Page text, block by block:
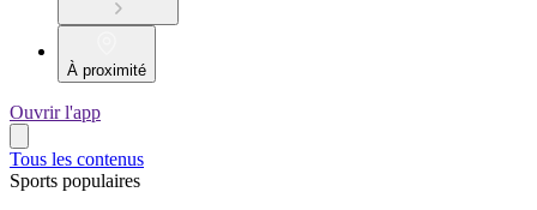
À proximité
Ouvrir l'app
Tous les contenus
Sports populaires